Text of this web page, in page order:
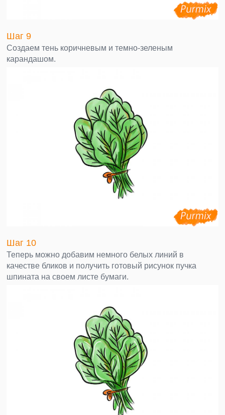
Шаг 9
Создаем тень коричневым и темно-зеленым
карандашом.
Шаг 10
Теперь можно добавим немного белых линий в
качестве бликов и получить готовый рисунок пучка
шпината на своем листе бумаги.